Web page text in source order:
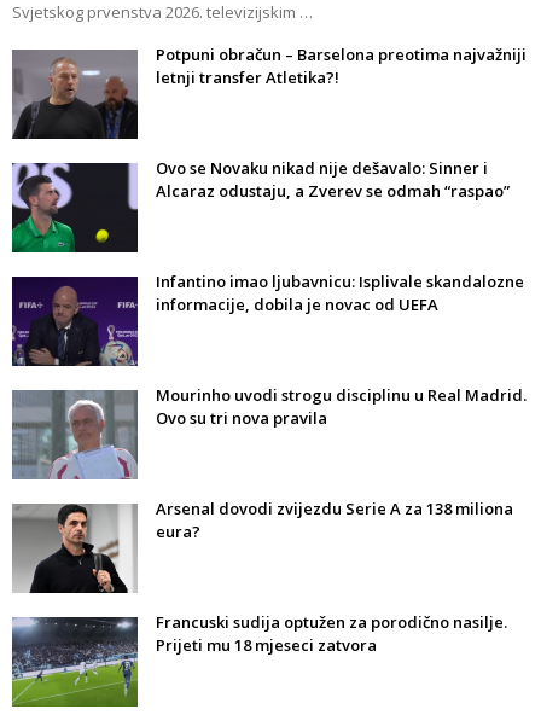
Svjetskog prvenstva 2026. televizijskim …
Potpuni obračun – Barselona preotima najvažniji
letnji transfer Atletika?!
Ovo se Novaku nikad nije dešavalo: Sinner i
Alcaraz odustaju, a Zverev se odmah “raspao”
Infantino imao ljubavnicu: Isplivale skandalozne
informacije, dobila je novac od UEFA
Mourinho uvodi strogu disciplinu u Real Madrid.
Ovo su tri nova pravila
Arsenal dovodi zvijezdu Serie A za 138 miliona
eura?
Francuski sudija optužen za porodično nasilje.
Prijeti mu 18 mjeseci zatvora